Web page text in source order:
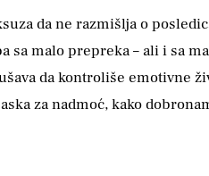
da ne razmišlja o
sa malo prepreka – ali i sa
da kontroliše emotivne
za nadmoć, kako